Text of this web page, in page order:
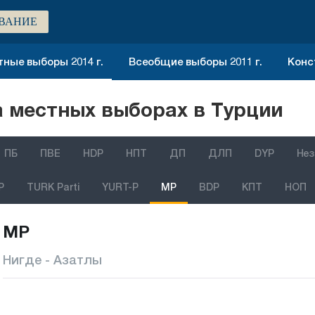
выборы 2014 г. Всеобщие выборы 2011 г.
выборах в Турции
ПБ ПВЕ HDP НПТ ДП ДЛП DYP
TURK Parti YURT-P MP BDP КПТ НОП
MP
Нигде - Азатлы